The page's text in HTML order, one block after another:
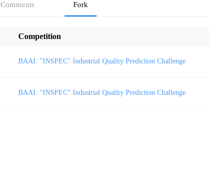
Comments Fork
Competition
BAAI: "INSPEC" Industrial Quality Prediction Challenge
BAAI: "INSPEC" Industrial Quality Prediction Challenge